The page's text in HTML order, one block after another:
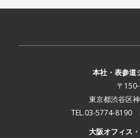
本社・表参道
〒
東京都渋谷区
TEL.03-5774-8190
大阪オフィス